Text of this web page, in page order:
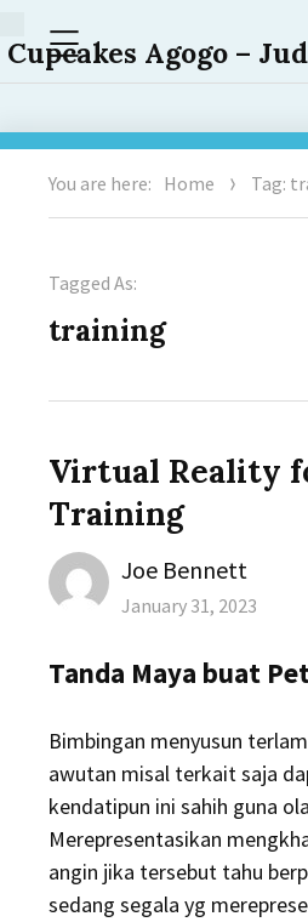
Cupcakes Agogo –
Menu
You are here: Home Tag:
Tagged As:
training
Virtual Reality
Training
Author
Joe Bennett
Posted
January 31, 2023
Tanda Maya buat
Bimbingan menyusun
awutan misal terkait saja
kendatipun ini sahih guna
Merepresentasikan
angin jika tersebut tahu
sedang segala yg